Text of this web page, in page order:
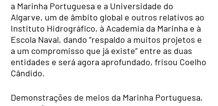
a Marinha Portuguesa e a Universidade do
Algarve, um de âmbito global e outros relativos ao
Instituto Hidrográfico, à Academia da Marinha e à
Escola Naval, dando “respaldo a muitos projetos e
a um compromisso que já existe” entre as duas
entidades e será agora aprofundado, frisou Coelho
Cândido.
Demonstrações de meios da Marinha Portuguesa,